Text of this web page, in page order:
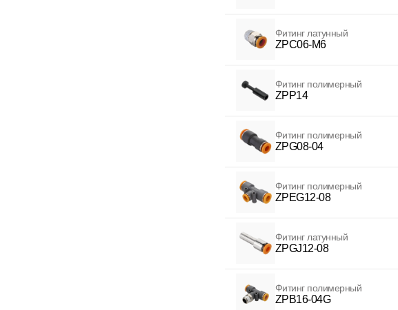
Фитинг латунный
ZPC06-M6
Фитинг полимерный
ZPP14
Фитинг полимерный
ZPG08-04
Фитинг полимерный
ZPEG12-08
Фитинг латунный
ZPGJ12-08
Фитинг полимерный
ZPB16-04G